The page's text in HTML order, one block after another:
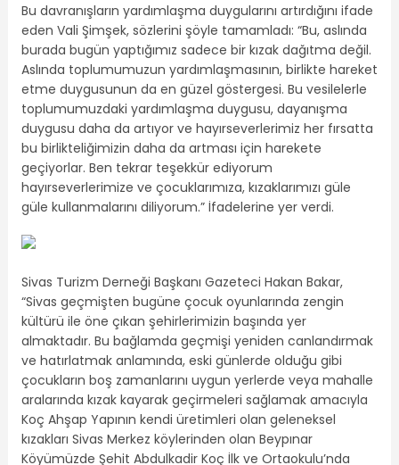
Bu davranışların yardımlaşma duygularını artırdığını ifade
eden Vali Şimşek, sözlerini şöyle tamamladı: “Bu, aslında
burada bugün yaptığımız sadece bir kızak dağıtma değil.
Aslında toplumumuzun yardımlaşmasının, birlikte hareket
etme duygusunun da en güzel göstergesi. Bu vesilelerle
toplumumuzdaki yardımlaşma duygusu, dayanışma
duygusu daha da artıyor ve hayırseverlerimiz her fırsatta
bu birlikteliğimizin daha da artması için harekete
geçiyorlar. Ben tekrar teşekkür ediyorum
hayırseverlerimize ve çocuklarımıza, kızaklarımızı güle
güle kullanmalarını diliyorum.” İfadelerine yer verdi.
Sivas Turizm Derneği Başkanı Gazeteci Hakan Bakar,
“Sivas geçmişten bugüne çocuk oyunlarında zengin
kültürü ile öne çıkan şehirlerimizin başında yer
almaktadır. Bu bağlamda geçmişi yeniden canlandırmak
ve hatırlatmak anlamında, eski günlerde olduğu gibi
çocukların boş zamanlarını uygun yerlerde veya mahalle
aralarında kızak kayarak geçirmeleri sağlamak amacıyla
Koç Ahşap Yapının kendi üretimleri olan geleneksel
kızakları Sivas Merkez köylerinden olan Beypınar
Köyümüzde Şehit Abdulkadir Koç İlk ve Ortaokulu’nda